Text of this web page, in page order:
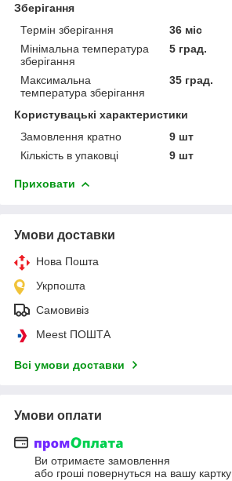
Зберігання
Термін зберігання
36 міс
Мінімальна температура
зберігання
5 град.
Максимальна
температура зберігання
35 град.
Користувацькі характеристики
Замовлення кратно
9 шт
Кількість в упаковці
9 шт
Приховати
Умови доставки
Нова Пошта
Укрпошта
Самовивіз
Meest ПОШТА
Всі умови доставки
Умови оплати
Ви отримаєте замовлення
або гроші повернуться на вашу картку